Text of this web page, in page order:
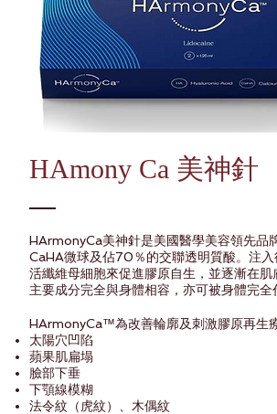
HAmony Ca 美神針
HArmonyCa美神針是美國醫學美容領先
CaHA微球及佔70％的交聯透明質酸。注
活纖維母細胞來促進膠原自生，並逐漸在
主要成分完全與身體相容，亦可被身體完全
HArmonyCa™為改善輪廓及刺激膠原再生
太陽穴凹陷
蘋果肌扁塌
臉部下垂
下顎線模糊
法令紋（虎紋）、木偶紋